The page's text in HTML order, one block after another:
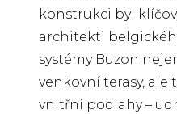
konstrukci byl
architekti
systémy Buzon
venkovní terasy, ale
vnitřní podlahy –